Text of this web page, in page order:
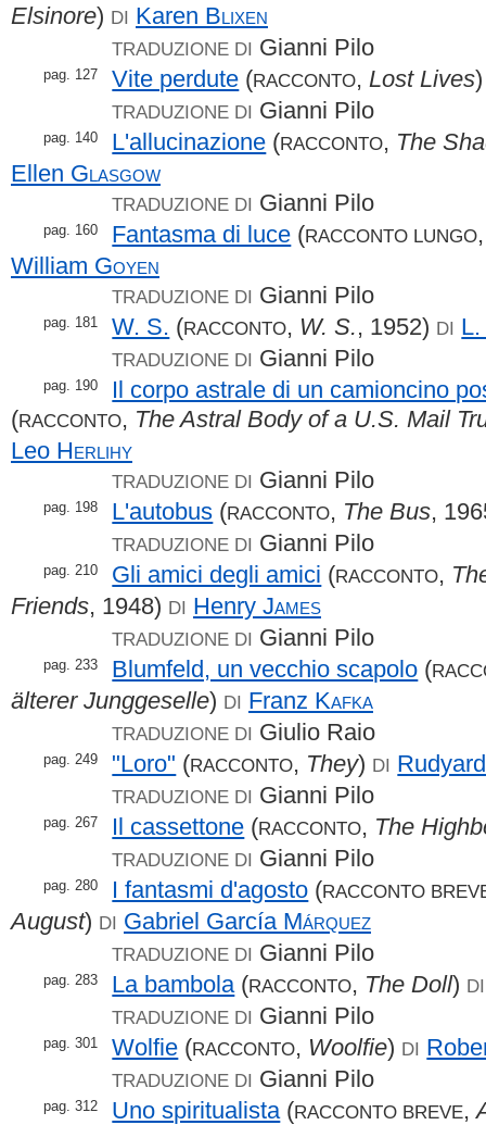
Elsinore) DI Karen Blixen
TRADUZIONE DI Gianni Pilo
pag. 127 Vite perdute (RACCONTO, Lost Lives
TRADUZIONE DI Gianni Pilo
pag. 140 L'allucinazione (RACCONTO, The
Ellen Glasgow
TRADUZIONE DI Gianni Pilo
pag. 160 Fantasma di luce (RACCONTO LUNGO
William Goyen
TRADUZIONE DI Gianni Pilo
pag. 181 W. S. (RACCONTO, W. S., 1952) DI
TRADUZIONE DI Gianni Pilo
pag. 190
Il corpo astrale di un camioncino
(RACCONTO, The Astral Body of a U.S. Mail
Leo Herlihy
TRADUZIONE DI Gianni Pilo
pag. 198 L'autobus (RACCONTO, The Bus,
TRADUZIONE DI Gianni Pilo
pag. 210 Gli amici degli amici (RACCONTO,
Friends, 1948) DI Henry James
TRADUZIONE DI Gianni Pilo
pag. 233 Blumfeld, un vecchio scapolo (
älterer Junggeselle) DI Franz Kafka
TRADUZIONE DI Giulio Raio
pag. 249 "Loro" (RACCONTO, They) DI
TRADUZIONE DI Gianni Pilo
pag. 267 Il cassettone (RACCONTO, The
TRADUZIONE DI Gianni Pilo
pag. 280 I fantasmi d'agosto (RACCONTO
August) DI Gabriel García Márquez
TRADUZIONE DI Gianni Pilo
pag. 283 La bambola (RACCONTO, The Doll) DI
TRADUZIONE DI Gianni Pilo
pag. 301 Wolfie (RACCONTO, Woolfie) DI
TRADUZIONE DI Gianni Pilo
pag. 312 Uno spiritualista (RACCONTO BREVE,